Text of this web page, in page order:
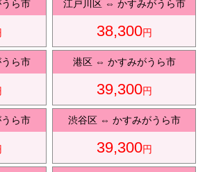
ン
ら市 江戸川区⇔ かすみがうら市
38,300円
ら市 港区⇔ かすみがうら市
39,300円
ら市 渋谷区⇔ かすみがうら市
39,300円